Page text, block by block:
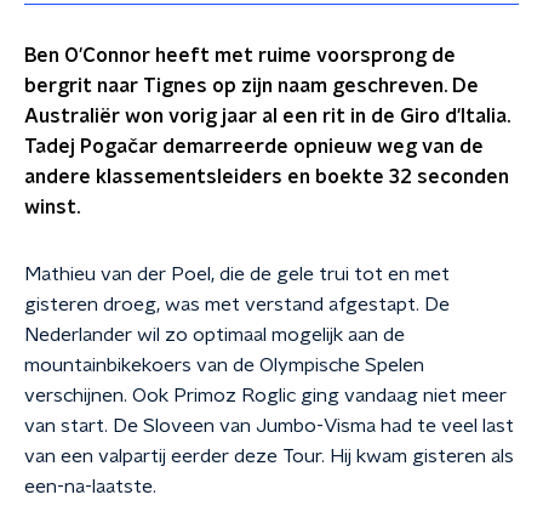
Ben O'Connor heeft met ruime voorsprong de
bergrit naar Tignes op zijn naam geschreven. De
Australiër won vorig jaar al een rit in de Giro d'Italia.
Tadej Pogačar demarreerde opnieuw weg van de
andere klassementsleiders en boekte 32 seconden
winst.
Mathieu van der Poel, die de gele trui tot en met
gisteren droeg, was met verstand afgestapt. De
Nederlander wil zo optimaal mogelijk aan de
mountainbikekoers van de Olympische Spelen
verschijnen. Ook Primoz Roglic ging vandaag niet meer
van start. De Sloveen van Jumbo-Visma had te veel last
van een valpartij eerder deze Tour. Hij kwam gisteren als
een-na-laatste.